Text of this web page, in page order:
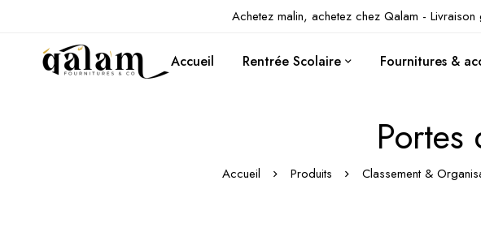
Achetez malin, achetez chez Qalam -
Accueil Rentrée Scolaire Fournitures &
Portes
Accueil Produits Classement &